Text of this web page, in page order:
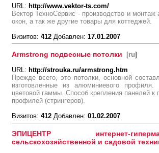
URL: http://www.vektor-ts.com/
Вектор ТехноСервис - производство и монтаж
окон, а так же другие товары для коттеджей.
Визитов: 412 Добавлен: 17.01.2007
Armstrong подвесные потолки [ru]
URL: http://strouka.ru/armstrong.htm
Прежде всего, это потолки, основной
изготовленные из алюминиевого
цветовой гаммы. Способ крепления панелей
профилей (стрингеров).
Визитов: 412 Добавлен: 01.02.2007
ЭПИЦЕНТР интернет-
сельскохозяйственной и садовой